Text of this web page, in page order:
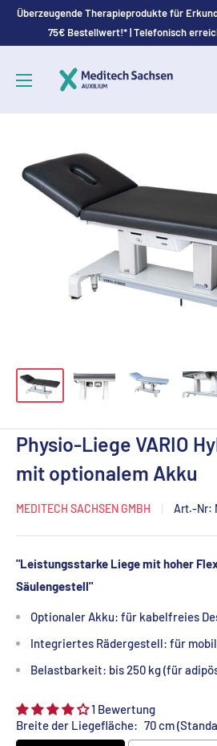
DirektÜberzeugende Therapieprodukte für
75€ Bestellwert!* | Telefonisch
MEDITECH
Sachsen
Physio-Liege VARIO
mit optionalem Akku
MEDITECH SACHSEN GMBH Art.-Nr:
"Leistungsstarke Liege mit hoher
Säulengestell"
Optionaler Akku: für kabelfreies
Integriertes Rädergestell: für
Belastbarkeit: bis 250 kg (für
1 Bewertung
Breite der Liegefläche: 70 cm